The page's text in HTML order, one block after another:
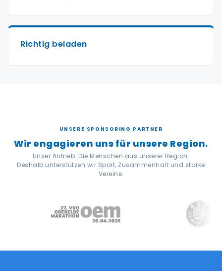
Richtig beladen
UNSERE SPONSORING PARTNER
Wir engagieren uns für unsere Region.
Unser Antrieb: Die Menschen aus unserer Region.
Deshalb unterstützen wir Sport, Zusammenhalt und starke
Vereine.